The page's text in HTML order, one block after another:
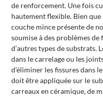
de renforcement. Une fois
hautement flexible. Bien que
couche mince présente de
soumise à des problèmes
d’autres types de substrats.
dans le carrelage ou les
d’éliminer les fissures dans
doit être appliquée sur le
carreaux en céramique, de